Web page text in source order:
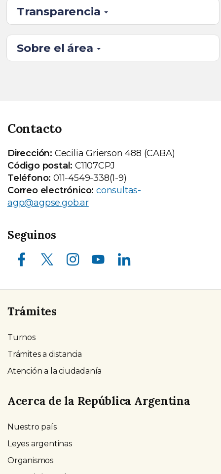
Transparencia
Sobre el área
Contacto
Dirección: Cecilia Grierson 488 (CABA)
Código postal: C1107CPJ
Teléfono: 011-4549-338(1-9)
Correo electrónico: consultas-
agp@agpse.gob.ar
Seguinos
Facebook X (ex Twitter) Instagram Youtube LinkedIn
Trámites
Turnos
Trámites a distancia
Atención a la ciudadanía
Acerca de la República Argentina
Nuestro país
Leyes argentinas
Organismos